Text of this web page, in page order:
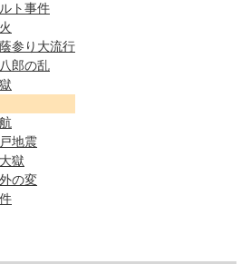
ト事件
参り 大流行
郎の乱
地震
獄
の変